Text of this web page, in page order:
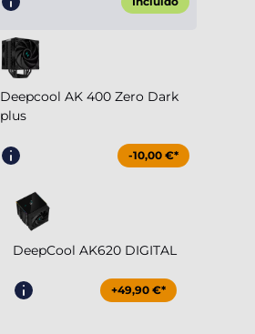
Deepcool AK 400 Zero Dark
plus
-10,00 €*
DeepCool AK620 DIGITAL
+49,90 €*